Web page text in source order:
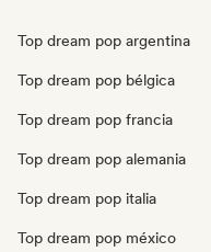
Top dream pop argentina
Top dream pop bélgica
Top dream pop francia
Top dream pop alemania
Top dream pop italia
Top dream pop méxico